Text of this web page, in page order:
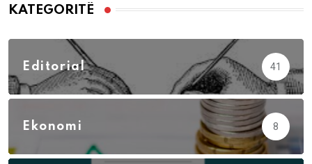
KATEGORITË
Editorial 41
Ekonomi 8